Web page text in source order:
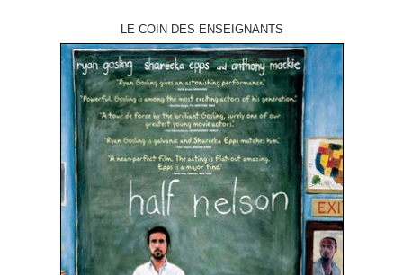
LE COIN DES ENSEIGNANTS